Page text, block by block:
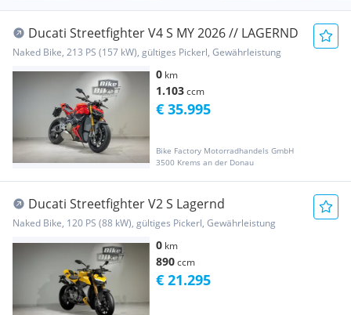
Ducati Streetfighter V4 S MY 2026 // LAGERND
Naked Bike, 213 PS (157 kW), gültiges Pickerl, Gewährleistung
0 km
1.103ccm
Bike Factory Motorradhandels GmbH
3500 Krems an der Donau
€ 35.995
Ducati Streetfighter V2 S Lagernd
Naked Bike, 120 PS (88 kW), gültiges Pickerl, Gewährleistung
0 km
890ccm
€ 21.295